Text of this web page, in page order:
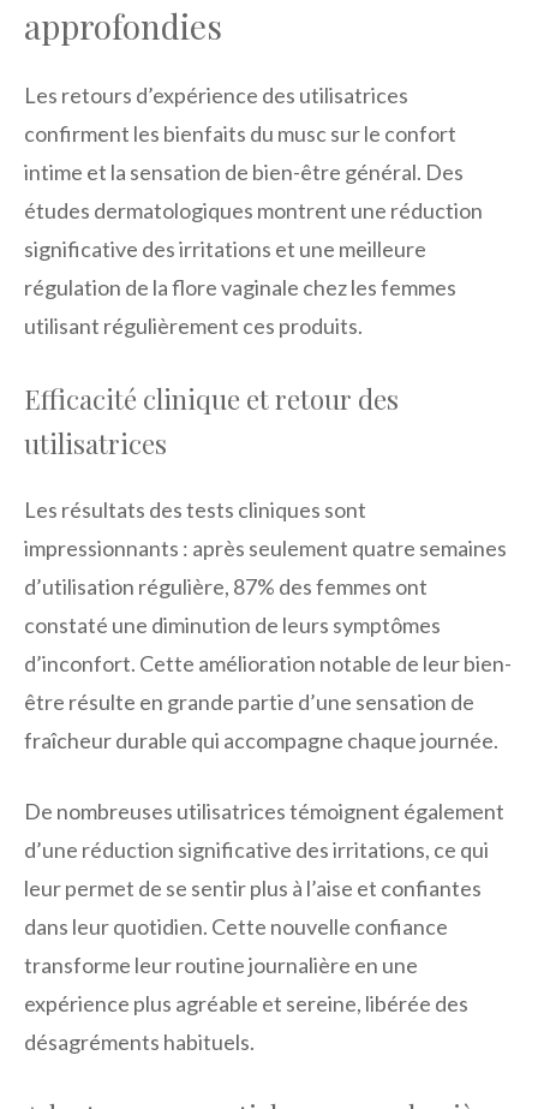
approfondies
Les retours d’expérience des utilisatrices
confirment les bienfaits du musc sur le confort
intime et la sensation de bien-être général. Des
études dermatologiques montrent une réduction
significative des irritations et une meilleure
régulation de la flore vaginale chez les femmes
utilisant régulièrement ces produits.
Efficacité clinique et retour des
utilisatrices
Les résultats des tests cliniques sont
impressionnants : après seulement quatre semaines
d’utilisation régulière, 87% des femmes ont
constaté une diminution de leurs symptômes
d’inconfort. Cette amélioration notable de leur bien-
être résulte en grande partie d’une sensation de
fraîcheur durable qui accompagne chaque journée.
De nombreuses utilisatrices témoignent également
d’une réduction significative des irritations, ce qui
leur permet de se sentir plus à l’aise et confiantes
dans leur quotidien. Cette nouvelle confiance
transforme leur routine journalière en une
expérience plus agréable et sereine, libérée des
désagréments habituels.